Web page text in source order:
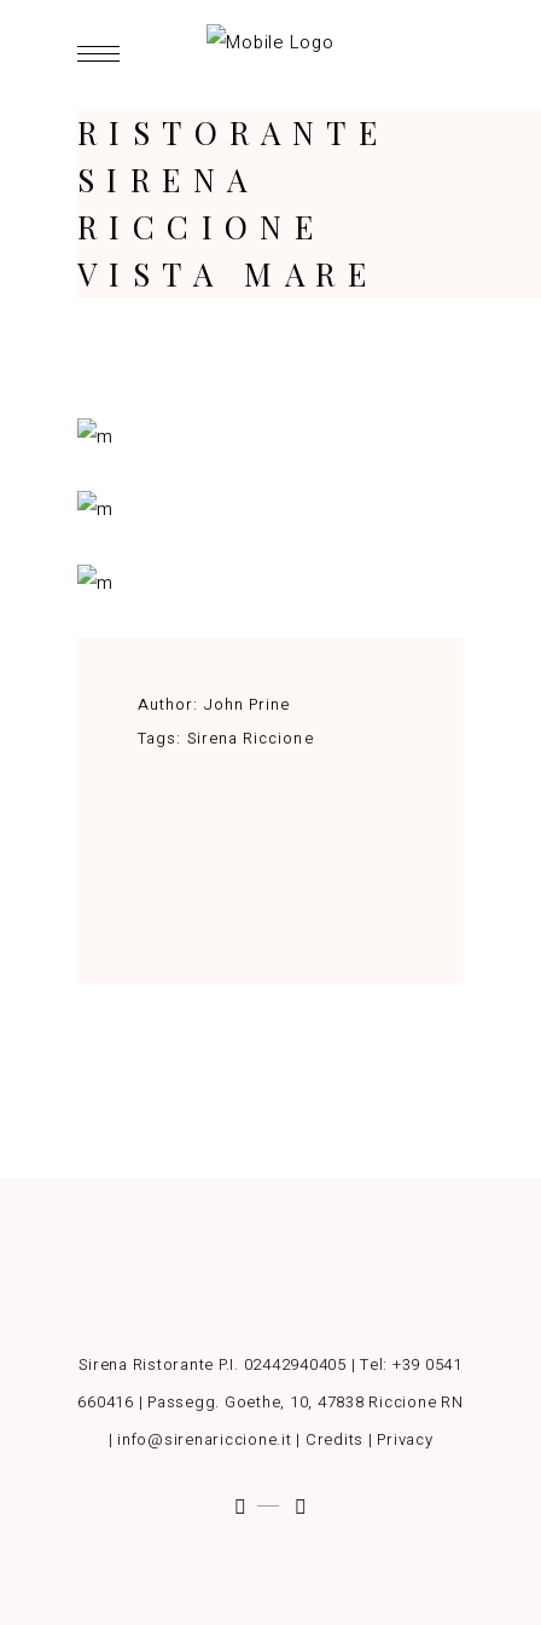
RISTORANTE
SIRENA
RICCIONE
VISTA MARE
Author: John Prine
Tags: Sirena Riccione
Sirena Ristorante P.I. 02442940405 | Tel: +39 0541
660416 | Passegg. Goethe, 10, 47838 Riccione RN
| info@sirenariccione.it | Credits | Privacy